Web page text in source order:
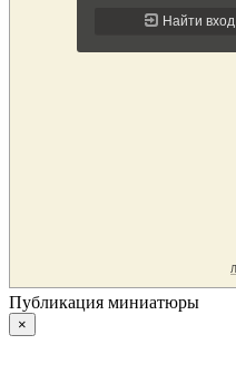
Публикация миниатюры
×